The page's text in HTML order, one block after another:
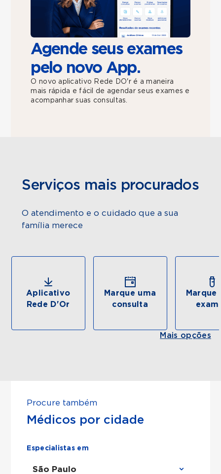
Agende seus exames
pelo novo App.
O novo aplicativo Rede DO'r é a maneira
mais rápida e fácil de agendar seus exames e
acompanhar suas consultas.
Serviços mais procurados
O atendimento e o cuidado que a sua
família merece
Aplicativo
Rede D'Or
Marque uma
consulta
Marque
Mais opções
Procure também
Médicos por cidade
Especialistas em
São Paulo